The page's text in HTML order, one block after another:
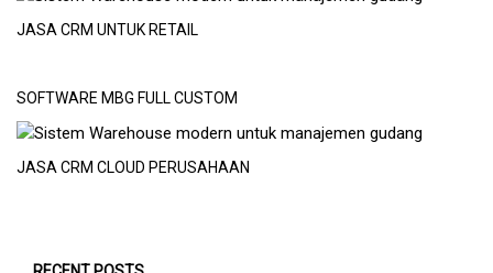
JASA CRM UNTUK RETAIL
SOFTWARE MBG FULL CUSTOM
JASA CRM CLOUD PERUSAHAAN